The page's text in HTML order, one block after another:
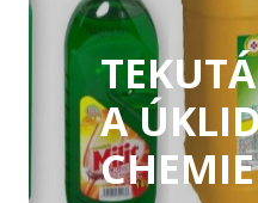
A
CHEMIE